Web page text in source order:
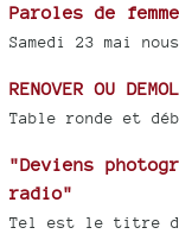
Paroles de
Samedi 23 mai
RENOVER OU
Table ronde et
"Deviens
radio"
Tel est le titre